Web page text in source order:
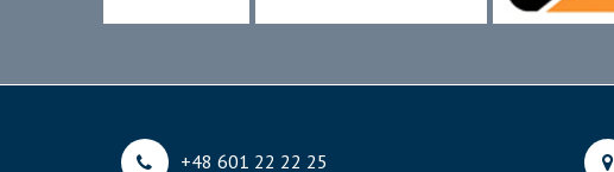
+48 601 22 22 25